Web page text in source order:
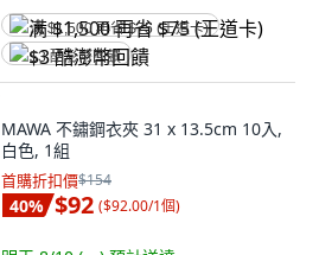
满 $1,500 再省 $75 (王道卡)
$3 酷澎幣回饋
MAWA 不鏽鋼衣夾 31 x 13.5cm 10入,
白色, 1組
首購折扣價$154
40% $92 ($92.00/1個)